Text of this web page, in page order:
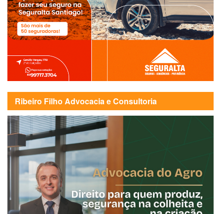
Ribeiro Filho Advocacia e Consultoria